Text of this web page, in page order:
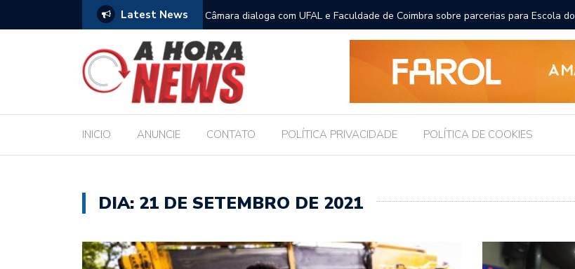
Latest News
no Dia dos Pais
Câmara dialoga com UFAL e Faculdade de Coimbra sobre parcerias para Escola do
Legislativo
INICIO ANUNCIE CONTATO POLÍTICA PRIVACIDADE POLÍTICA DE COOKIES
DIA: 21 DE SETEMBRO DE 2021